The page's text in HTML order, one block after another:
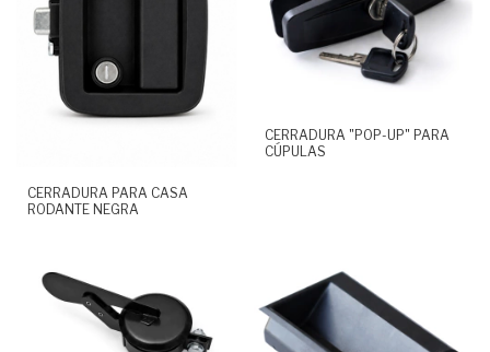
CERRADURA PARA CASA
RODANTE NEGRA
CERRADURA "POP-UP" PARA
CÚPULAS